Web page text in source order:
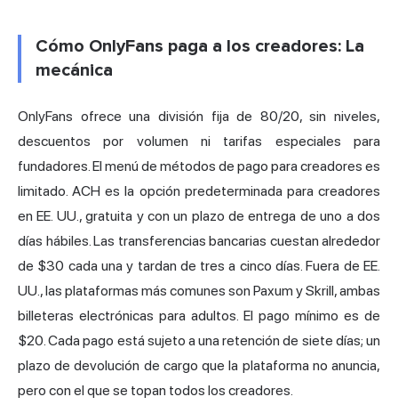
Cómo OnlyFans paga a los creadores: La
mecánica
OnlyFans ofrece una división fija de 80/20, sin niveles,
descuentos por volumen ni tarifas especiales para
fundadores. El menú de métodos de pago para creadores es
limitado. ACH es la opción predeterminada para creadores
en EE. UU., gratuita y con un plazo de entrega de uno a dos
días hábiles. Las transferencias bancarias cuestan alrededor
de $30 cada una y tardan de tres a cinco días. Fuera de EE.
UU., las plataformas más comunes son Paxum y Skrill, ambas
billeteras electrónicas para adultos. El pago mínimo es de
$20. Cada pago está sujeto a una retención de siete días; un
plazo de devolución de cargo que la plataforma no anuncia,
pero con el que se topan todos los creadores.